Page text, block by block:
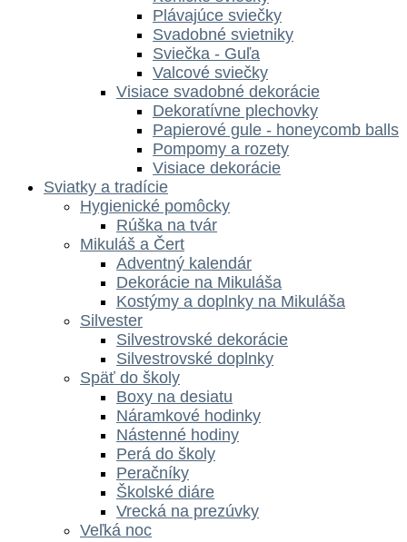
Plávajúce sviečky
Svadobné svietniky
Sviečka - Guľa
Valcové sviečky
Visiace svadobné dekorácie
Dekoratívne plechovky
Papierové gule - honeycomb balls
Pompomy a rozety
Visiace dekorácie
Sviatky a tradície
Hygienické pomôcky
Rúška na tvár
Mikuláš a Čert
Adventný kalendár
Dekorácie na Mikuláša
Kostýmy a doplnky na Mikuláša
Silvester
Silvestrovské dekorácie
Silvestrovské doplnky
Späť do školy
Boxy na desiatu
Náramkové hodinky
Nástenné hodiny
Perá do školy
Peračníky
Školské diáre
Vrecká na prezúvky
Veľká noc